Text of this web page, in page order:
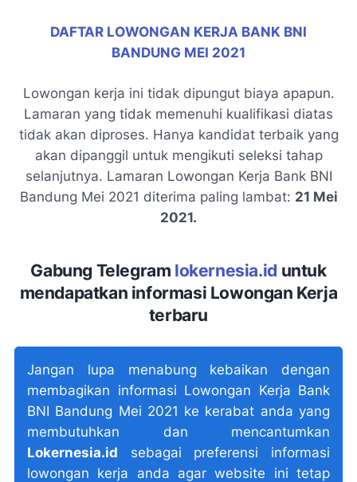
DAFTAR LOWONGAN KERJA BANK BNI
BANDUNG MEI 2021
Lowongan kerja ini tidak dipungut biaya apapun.
Lamaran yang tidak memenuhi kualifikasi diatas
tidak akan diproses. Hanya kandidat terbaik yang
akan dipanggil untuk mengikuti seleksi tahap
selanjutnya. Lamaran Lowongan Kerja Bank BNI
Bandung Mei 2021 diterima paling lambat: 21 Mei
2021.
Gabung Telegram lokernesia.id untuk
mendapatkan informasi Lowongan Kerja
terbaru
Jangan lupa menabung kebaikan dengan
membagikan informasi Lowongan Kerja Bank
BNI Bandung Mei 2021 ke kerabat anda yang
membutuhkan dan mencantumkan
Lokernesia.id sebagai preferensi informasi
lowongan kerja anda agar website ini tetap